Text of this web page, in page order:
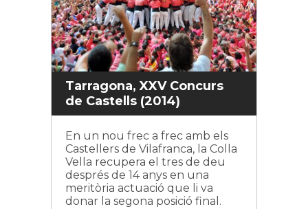
Tarragona, XXV Concurs
de Castells (2014)
En un nou frec a frec amb els
Castellers de Vilafranca, la Colla
Vella recupera el tres de deu
després de 14 anys en una
meritòria actuació que li va
donar la segona posició final.